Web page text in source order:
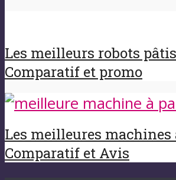
Les meilleurs robots
Comparatif et promo
Les meilleures machines
Comparatif et Avis